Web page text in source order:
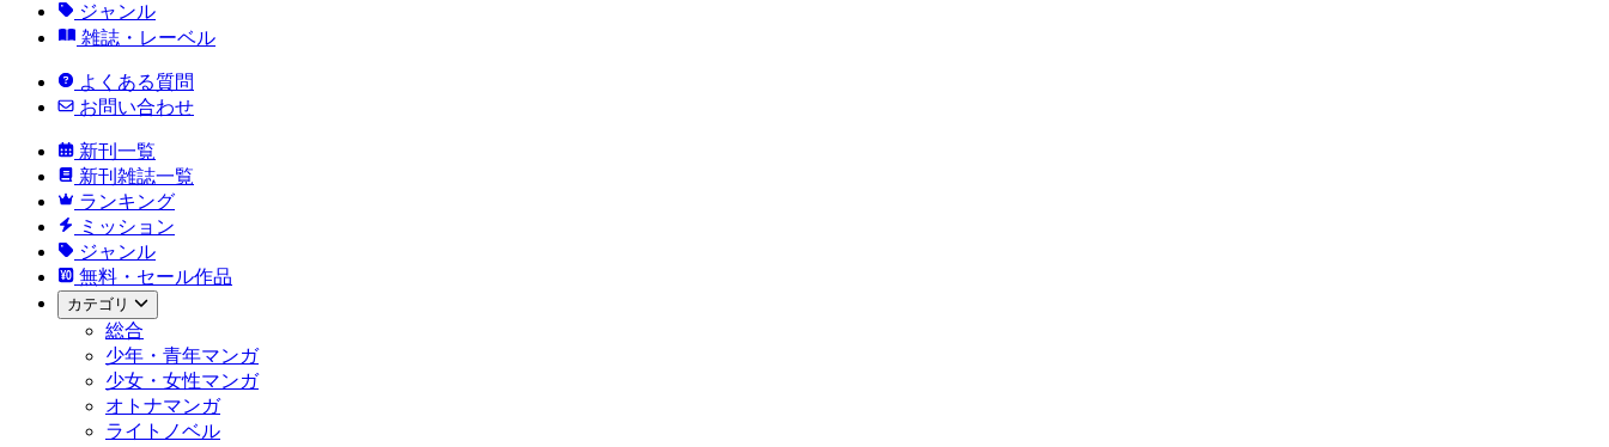
ジャンル
雑誌・レーベル
よくある質問
お問い合わせ
新刊一覧
新刊雑誌一覧
ランキング
ミッション
ジャンル
無料・セール作品
カテゴリ
総合
少年・青年マンガ
少女・女性マンガ
オトナマンガ
ライトノベル